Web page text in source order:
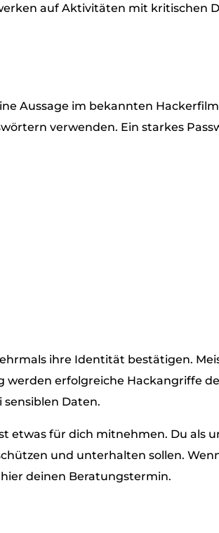
auf Aktivitäten mit kritischen
Aussage im bekannten Hackerfilm
verwenden. Ein starkes
ihre Identität bestätigen.
erfolgreiche Hackangriffe
sensiblen Daten.
für dich mitnehmen. Du als
und unterhalten sollen.
deinen Beratungstermin.